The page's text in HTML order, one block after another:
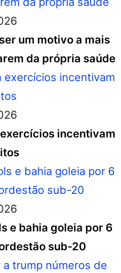
um motivo a mais
da própria saúde
incentivam
e bahia goleia por 6
sub-20